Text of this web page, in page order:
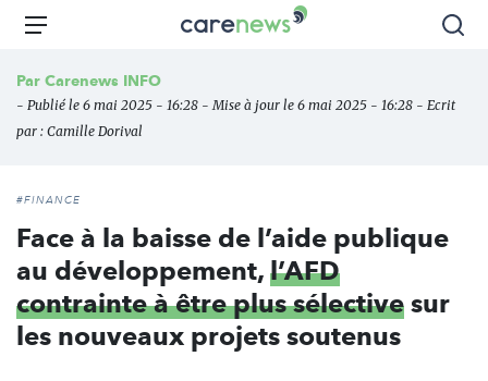
Aller
principal
Carenews,
des
Menu
Par Carenews INFO
- Publié le 6 mai 2025 - 16:28 - Mise à jour le 6 mai 2025 - 16:28 - Ecrit
par : Camille Dorival
#FINANCE
Face à la baisse de l’aide publique
au développement, l’AFD
contrainte à être plus sélective sur
les nouveaux projets soutenus